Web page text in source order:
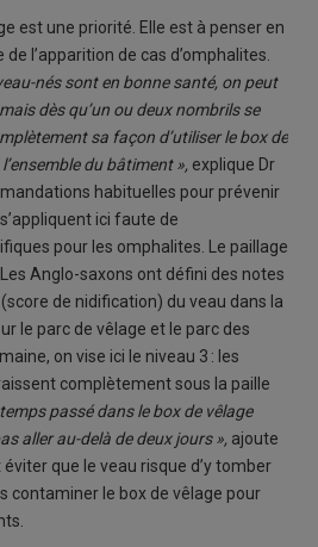
est une priorité. Elle est à penser en
l’apparition de cas d’omphalites.
nés sont en bonne santé, on peut
dès qu’un ou deux nombrils se
sa façon d’utiliser le box de
du bâtiment », explique Dr
habituelles pour prévenir
ici faute de
pour les omphalites. Le paillage
Anglo-saxons ont défini des notes
de nidification) du veau dans la
le parc de vêlage et le parc des
on vise ici le niveau 3 : les
complètement sous la paille
passé dans le box de vêlage
aller au-delà de deux jours », ajoute
éviter que le veau risque d’y tomber
contaminer le box de vêlage pour